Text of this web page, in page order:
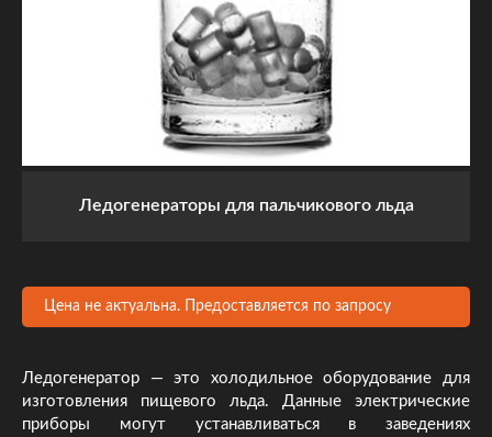
Ледогенераторы для пальчикового льда
Цена не актуальна. Предоставляется по запросу
Ледогенератор — это холодильное оборудование для
изготовления пищевого льда. Данные электрические
приборы могут устанавливаться в заведениях